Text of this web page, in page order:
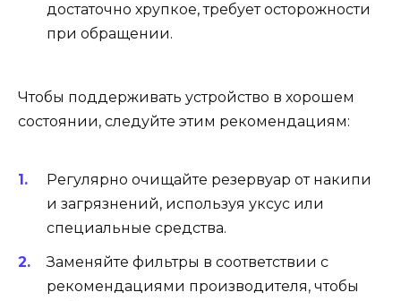
достаточно хрупкое, требует осторожности
при обращении.
Чтобы поддерживать устройство в хорошем
состоянии, следуйте этим рекомендациям:
Регулярно очищайте резервуар от накипи
и загрязнений, используя уксус или
специальные средства.
Заменяйте фильтры в соответствии с
рекомендациями производителя, чтобы